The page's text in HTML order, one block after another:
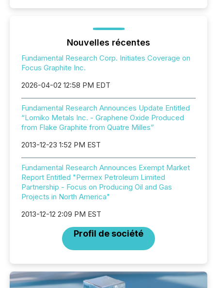
Nouvelles récentes
Fundamental Research Corp. Initiates Coverage on
Focus Graphite Inc.
2026-04-02 12:58 PM EDT
Fundamental Research Announces Update Entitled
“Lomiko Metals Inc. - Graphene Oxide Produced
from Flake Graphite from Quatre Milles”
2013-12-23 1:52 PM EST
Fundamental Research Announces Exempt Market
Report Entitled "Permex Petroleum Limited
Partnership - Focus on Producing Oil and Gas
Projects in North America"
2013-12-12 2:09 PM EST
Profil de société